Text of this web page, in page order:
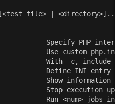
file> | <directory>]...
Specify PHP
Use custom
With -c, include
Define INI entry
Show information
Stop execution
Run <num> jobs in